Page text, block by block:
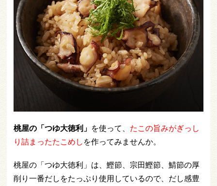
桃屋の「つゆ大徳利」 を使って、 たこの旨みがぎっし
り詰まったたこめしを作ってみませんか。
桃屋の「つゆ大徳利」は、鰹節、宗田鰹節、鯖節の厚
削り一番だしをたっぷり使用しているので、だし感豊